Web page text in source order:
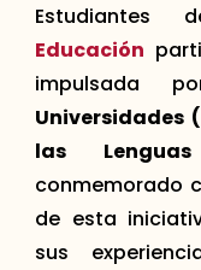
Estudiantes
Educación
impulsada
Universidades
las
conmemorado
de esta
sus